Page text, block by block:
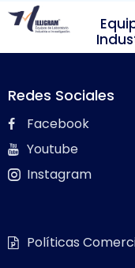
Redes Sociales
Facebook
Youtube
Instagram
Políticas